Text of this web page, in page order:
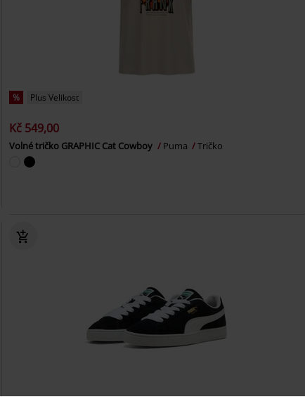
% Plus Velikost
Kč 549,00
Volné tričko GRAPHIC Cat Cowboy Puma Tričko